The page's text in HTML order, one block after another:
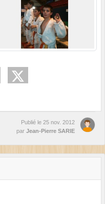
Publié le 25 nov. 2012
par Jean-Pierre SARIE